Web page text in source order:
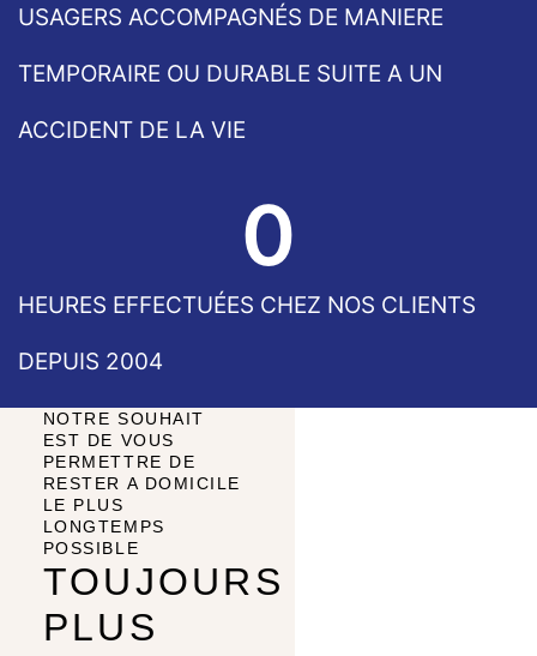
USAGERS ACCOMPAGNÉS DE MANIERE
TEMPORAIRE OU DURABLE SUITE A UN
ACCIDENT DE LA VIE
HEURES EFFECTUÉES CHEZ NOS CLIENTS
DEPUIS 2004​
0
NOTRE SOUHAIT
EST DE VOUS
PERMETTRE DE
RESTER A DOMICILE
LE PLUS
LONGTEMPS
POSSIBLE
TOUJOURS
PLUS